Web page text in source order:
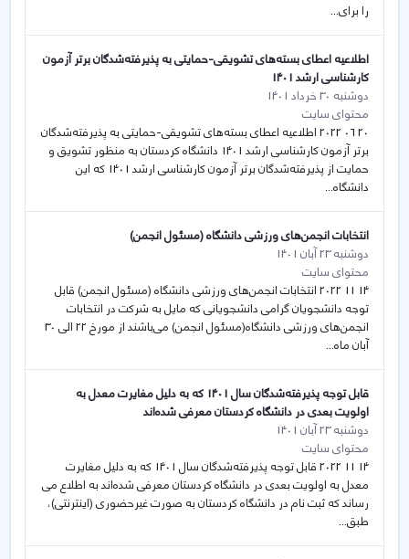
را برای...
اطلاعیه اعطای بسته‌های تشویقی-حمایتی به پذیرفته‌شدگان برتر آزمون
کارشناسی ارشد 1401
دوشنبه 30 خرداد 1401
محتوای سایت
20 06 2022 اطلاعیه اعطای بسته‌های تشویقی-حمایتی به پذیرفته‌شدگان
برتر آزمون کارشناسی ارشد 1401 دانشگاه کردستان به منظور تشویق و
حمایت از پذیرفته‌شدگان برتر آزمون کارشناسی ارشد 1401 که این
دانشگاه...
انتخابات انجمن‌های ورزشی دانشگاه (مسئول انجمن)
دوشنبه 23 آبان 1401
محتوای سایت
14 11 2022 انتخابات انجمن‌های ورزشی دانشگاه (مسئول انجمن) قابل
توجه دانشجویان گرامی دانشجویانی که مایل به شرکت در انتخابات
انجمن‌های ورزشی دانشگاه(مسئول انجمن) می‌باشند از مورخ 22 الی 30
آبان ماه...
قابل توجه پذیرفته‌شدگان سال 1401 که به دلیل مغایرت معدل به
اولویت بعدی در دانشگاه کردستان معرفی شده‌اند
دوشنبه 23 آبان 1401
محتوای سایت
14 11 2022 قابل توجه پذیرفته‌شدگان سال 1401 که به دلیل مغایرت
معدل به اولویت بعدی در دانشگاه کردستان معرفی شده‌اند به اطلاع می­‌
رساند که ثبت نام در دانشگاه کردستان به صورت غیر­حضوری (اینترنتی)،
طبق...